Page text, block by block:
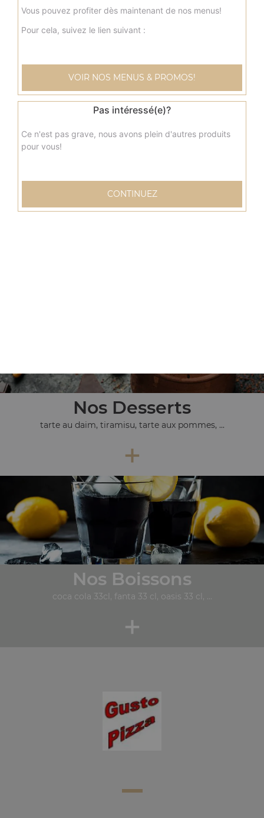
menu tacos, menu tacos mexicain, menu tacos cannibal, ...
+
Nos Desserts
tarte au daim, tiramisu, tarte aux pommes, ...
+
Nos Boissons
coca cola 33cl, fanta 33 cl, oasis 33 cl, ...
+
Vous pouvez profiter dès maintenant de nos menus!
Pour cela, suivez le lien suivant :
VOIR NOS MENUS & PROMOS!
Pas intéressé(e)?
Ce n'est pas grave, nous avons plein d'autres produits
pour vous!
CONTINUEZ